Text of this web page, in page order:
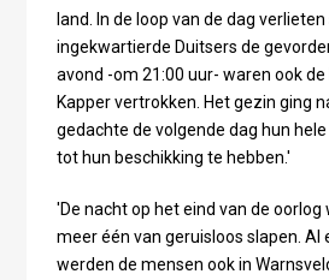
land. In de loop van de dag
ingekwartierde Duitsers de
avond -om 21:00 uur- waren ook
Kapper vertrokken. Het gezin ging
gedachte de volgende dag hun
tot hun beschikking te hebben.'
'De nacht op het eind van de oorlog
meer één van geruisloos slapen. Al
werden de mensen ook in